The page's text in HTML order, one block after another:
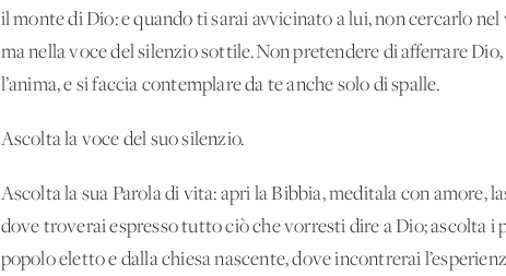
il monte di Dio: e quando ti sarai avvicinato a lui, non cercarlo
ma nella voce del silenzio sottile.Non pretendere di afferrare
l’anima, e si faccia contemplare da te anche solo di spalle.
Ascolta la voce del suo silenzio.
Ascolta la sua Parola di vita: apri la Bibbia, meditala con amore,
dove troverai espresso tutto ciò che vorresti dire a Dio; ascolta
popolo eletto e dalla chiesa nascente, dove incontrerai